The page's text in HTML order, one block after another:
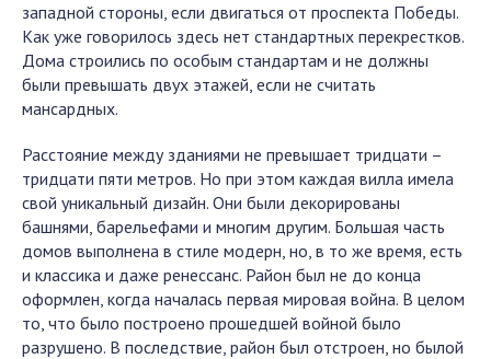
западной стороны, если двигаться от проспекта Победы.
Как уже говорилось здесь нет стандартных перекрестков.
Дома строились по особым стандартам и не должны
были превышать двух этажей, если не считать
мансардных.
Расстояние между зданиями не превышает тридцати –
тридцати пяти метров. Но при этом каждая вилла имела
свой уникальный дизайн. Они были декорированы
башнями, барельефами и многим другим. Большая часть
домов выполнена в стиле модерн, но, в то же время, есть
и классика и даже ренессанс. Район был не до конца
оформлен, когда началась первая мировая война. В целом
то, что было построено прошедшей войной было
разрушено. В последствие, район был отстроен, но былой